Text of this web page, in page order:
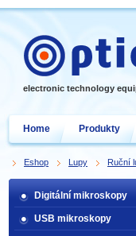
Eshop Lupy Ruční
Digitální mikroskopy
USB mikroskopy
electronic technology
Home Produkty